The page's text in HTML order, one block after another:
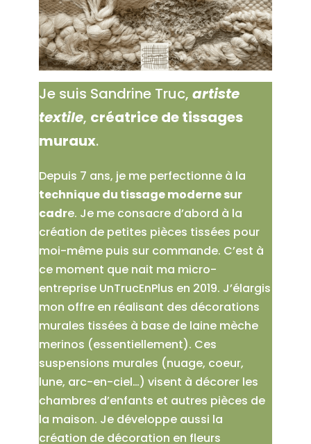
Je suis Sandrine Truc, artiste
textile, créatrice de tissages
muraux.
Depuis 7 ans, je me perfectionne à la
technique du tissage moderne sur
cadre. Je me consacre d’abord à la
création de petites pièces tissées pour
moi-même puis sur commande. C’est à
ce moment que nait ma micro-
entreprise UnTrucEnPlus en 2019. J’élargis
mon offre en réalisant des décorations
murales tissées à base de laine mèche
merinos (essentiellement). Ces
suspensions murales (nuage, coeur,
lune, arc-en-ciel…) visent à décorer les
chambres d’enfants et autres pièces de
la maison. Je développe aussi la
création de décoration en fleurs